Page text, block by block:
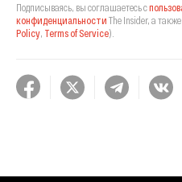
Подписываясь, вы соглашаетесь с
конфиденциальности The Insider, а также
Policy Terms of Service).